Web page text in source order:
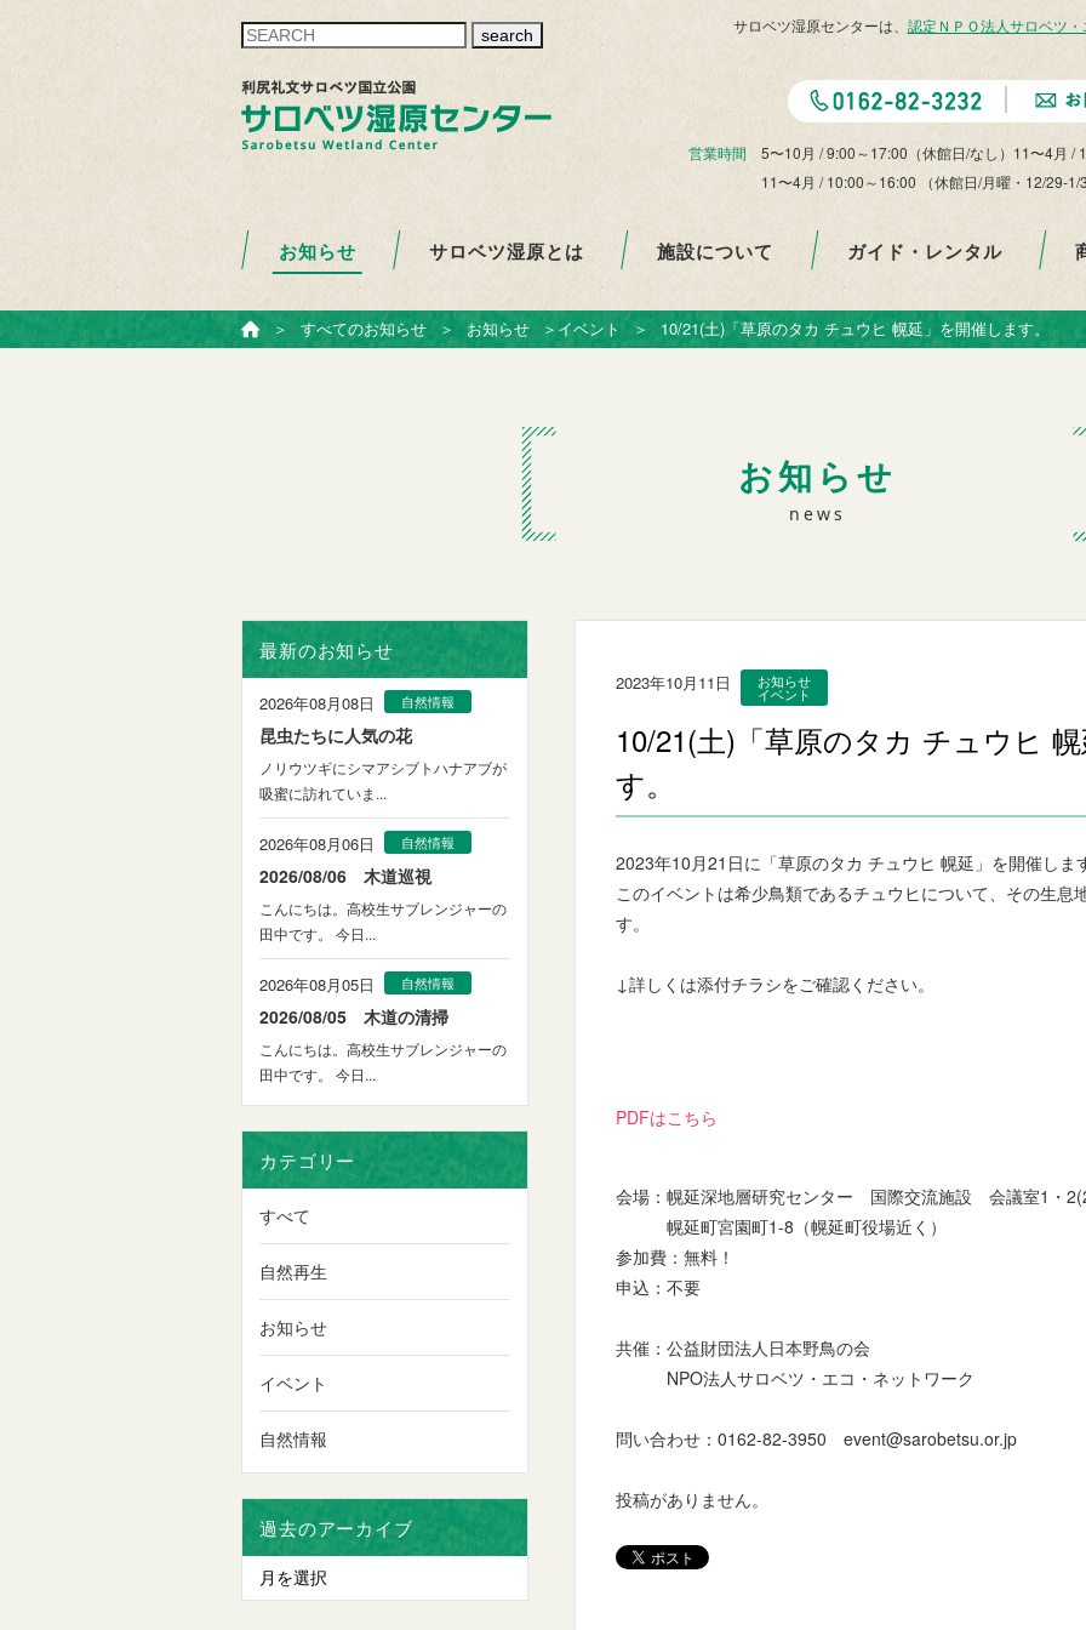
サロベツ湿原センターは、 認定ＮＰＯ法人サロベツ
search
営業時間
5〜10月 / 9:00～17:00（休館日/なし）11〜4月 /
11〜4月 / 10:00～16:00 （休館日/月曜・12/29-
お知らせ サロベツ湿原とは 施設について ガイド・レンタル
ホーム
＞ すべてのお知らせ ＞ お知らせ ＞ イベント ＞ 10/21(土)「草原のタカ チュウヒ 幌延」を開催します。
お知らせ
news
2023年10月11日 お知らせ
イベント
10/21(土)「草原のタカ チュウヒ
す。
2023年10月21日に「草原のタカ チュウヒ 幌延」を開催しま
このイベントは希少鳥類であるチュウヒについて、その生息
す。
↓詳しくは添付チラシをご確認ください。
PDFはこちら
会場：幌延深地層研究センター 国際交流施設 会議室1・
幌延町宮園町1-8（幌延町役場近く）
参加費：無料！
申込：不要
共催：公益財団法人日本野鳥の会
NPO法人サロベツ・エコ・ネットワーク
問い合わせ：0162-82-3950 event@sarobetsu.or.jp
投稿がありません。
最新のお知らせ
2026年08月08日 自然情報
昆虫たちに人気の花
ノリウツギにシマアシブトハナアブが
吸蜜に訪れていま...
2026年08月06日 自然情報
2026/08/06 木道巡視
こんにちは。高校生サブレンジャーの
田中です。 今日...
2026年08月05日 自然情報
2026/08/05 木道の清掃
こんにちは。高校生サブレンジャーの
田中です。 今日...
カテゴリー
すべて
自然再生
お知らせ
イベント
自然情報
過去のアーカイブ